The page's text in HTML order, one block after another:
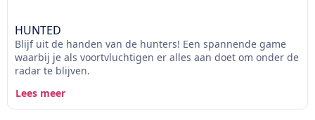
HUNTED
Blijf uit de handen van de hunters! Een spannende game
waarbij je als voortvluchtigen er alles aan doet om onder de
radar te blijven.
Lees meer